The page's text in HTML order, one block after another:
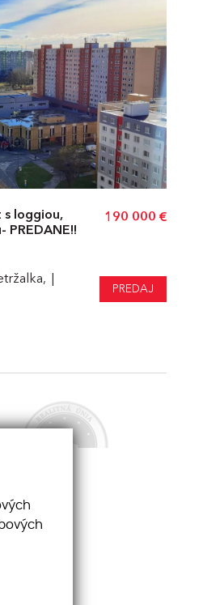
s loggiou,
PREDANE!!
190 000 €
PREDAJ